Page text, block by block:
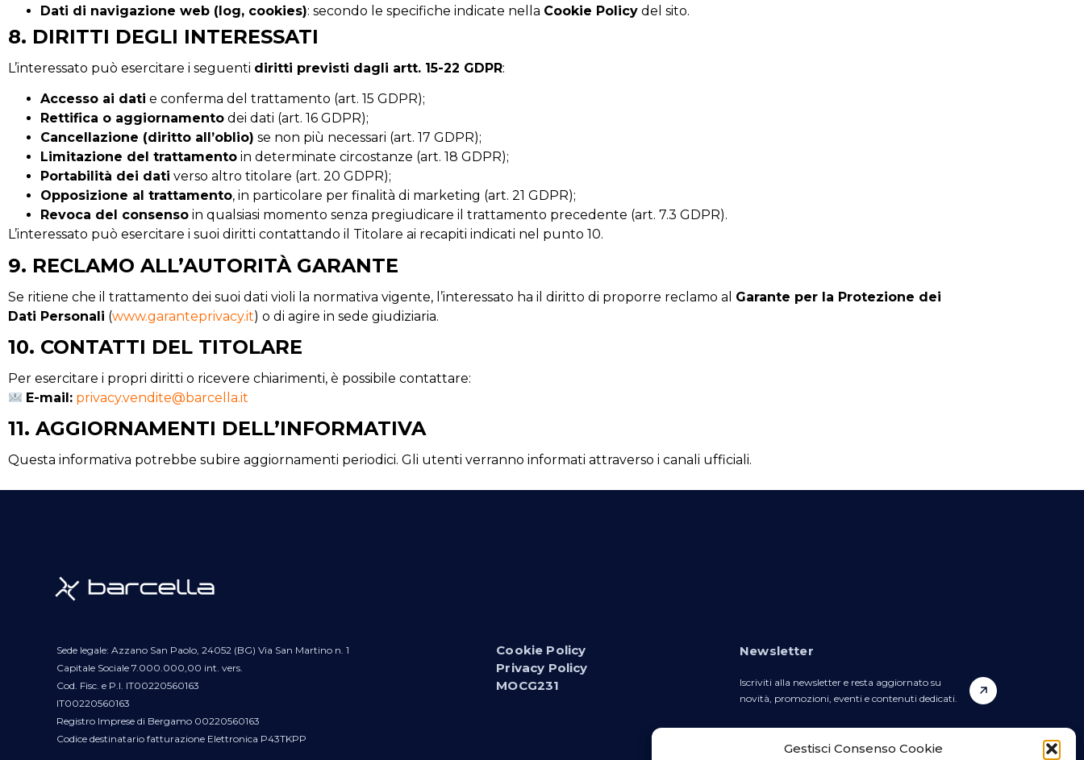
Gestisci Consenso Cookie
Dati di navigazione web (log, cookies): secondo le specifiche indicate nella Cookie Policy del sito.
8. DIRITTI DEGLI INTERESSATI
L’interessato può esercitare i seguenti diritti previsti dagli artt. 15-22 GDPR:
Accesso ai dati e conferma del trattamento (art. 15 GDPR);
Rettifica o aggiornamento dei dati (art. 16 GDPR);
Cancellazione (diritto all’oblio) se non più necessari (art. 17 GDPR);
Limitazione del trattamento in determinate circostanze (art. 18 GDPR);
Portabilità dei dati verso altro titolare (art. 20 GDPR);
Opposizione al trattamento, in particolare per finalità di marketing (art. 21 GDPR);
Revoca del consenso in qualsiasi momento senza pregiudicare il trattamento precedente (art. 7.3 GDPR).
L’interessato può esercitare i suoi diritti contattando il Titolare ai recapiti indicati nel punto 10.
9. RECLAMO ALL’AUTORITÀ GARANTE
Se ritiene che il trattamento dei suoi dati violi la normativa vigente, l’interessato ha il diritto di proporre reclamo al Garante per la Protezione dei
Dati Personali (www.garanteprivacy.it) o di agire in sede giudiziaria.
10. CONTATTI DEL TITOLARE
Per esercitare i propri diritti o ricevere chiarimenti, è possibile contattare:
E-mail: privacy.vendite@barcella.it
11. AGGIORNAMENTI DELL’INFORMATIVA
Questa informativa potrebbe subire aggiornamenti periodici. Gli utenti verranno informati attraverso i canali ufficiali.
Sede legale: Azzano San Paolo, 24052 (BG) Via San Martino n. 1
Capitale Sociale 7.000.000,00 int. vers.
Cod. Fisc. e P.I. IT00220560163
IT00220560163
Registro Imprese di Bergamo 00220560163
Codice destinatario fatturazione Elettronica P43TKPP
Cookie Policy
Privacy Policy
MOCG231
Newsletter
Iscriviti alla newsletter e resta aggiornato su
novità, promozioni, eventi e contenuti dedicati.
WhatsApp